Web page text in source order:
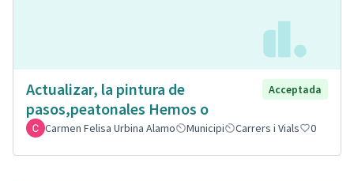
Actualizar, la pintura de
pasos,peatonales Hemos o
Acceptada
Carmen Felisa Urbina Alamo Municipi Carrers i Vials 0